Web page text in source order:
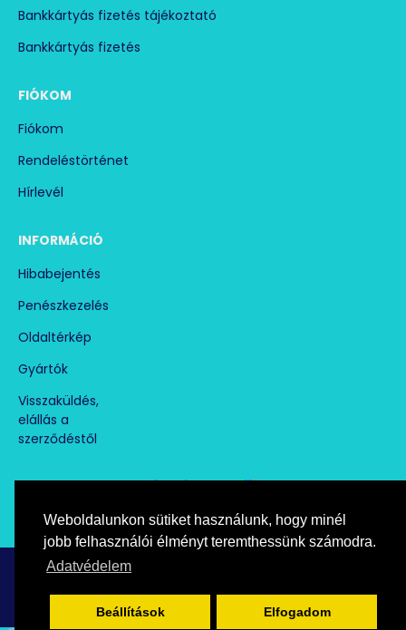
Weboldalunkon sütiket használunk, hogy minél
jobb felhasználói élményt teremthessünk számodra.
Adatvédelem
Beállítások Elfogadom
Bankkártyás fizetés tájékoztató
Bankkártyás fizetés
FIÓKOM
Fiókom
Rendeléstörténet
Hírlevél
INFORMÁCIÓ
Hibabejentés
Penészkezelés
Oldaltérkép
Gyártók
Visszaküldés,
elállás a
szerződéstől
Árukereső.hu
marketplace partner
Copyright © paramentesito.hu, All Rights Reserved